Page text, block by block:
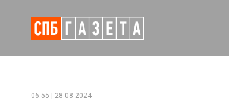
06:55 | 28-08-2024